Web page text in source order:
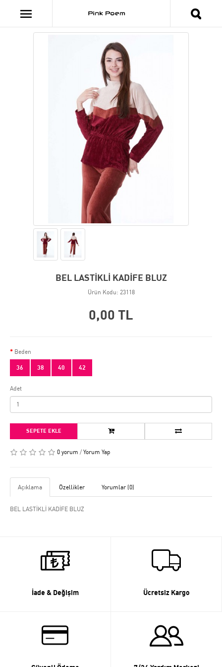
BEL LASTİKLİ KADİFE BLUZ
Ürün Kodu: 23118
0,00 TL
Beden
36 38 40 42
Adet
SEPETE EKLE
0 yorum / Yorum Yap
Açıklama Özellikler Yorumlar (0)
BEL LASTİKLİ KADİFE BLUZ
İade & Değişim Ücretsiz Kargo